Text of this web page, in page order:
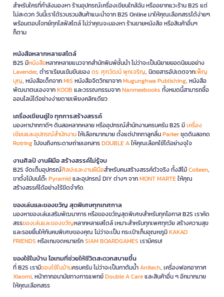
สำหรับใครที่กำลังมองหา ร้านอุปกรณ์เครื่องเขียนใกล้ฉัน หรืออยากแวะร้าน B2S แต่
ไม่สะดวก วันนี้เราได้รวบรวมสินค้าแนะนำจาก B2S Online มาให้คุณเลือกสรรได้ง่ายๆ
พร้อมตอบโจทย์ทุกไลฟ์สไตล์ ไม่ว่าคุณจะมองหา ร้านขายหนังสือ หรือสินค้าอื่นๆ
ก็ตาม
หนังสือหลากหลายสไตล์
B2S มีหนังสือหลากหลายแนวจากสำนักพิมพ์ชั้นนำ ไม่ว่าจะเป็นนิยายยอดนิยมอย่าง
Lavender, ตำราเรียนเข้มข้นของดร. ศุภวัฒน์ พุกเจริญ, นิตยสารอัปเดตจากเพ็ญ
บุญ, หนังสือเด็กจากMIS หนังสือจิตวิทยาจากMugunghwa Publishing, หนังสือ
พัฒนาตนเองจากKOOB และวรรณกรรมจากNanmeebooks ทั้งหมดนี้สามารถซื้อ
ออนไลน์ได้อย่างง่ายดายเพียงคลิกเดียว
เครื่องเขียนคู่ใจ ทุกการสร้างสรรค์
มองหาปากกาดีๆ ดินสอหลากหลาย หรืออุปกรณ์สำนักงานครบครัน B2S มีเครื่อง
เขียนและอุปกรณ์สำนักงานให้เลือกมากมาย ตั้งแต่ปากกาลูกลื่นParkerชุดดินสอกด
Rotringไปจนถึงกระดาษถ่ายเอกสารDOUBLE Aให้คุณเลือกใช้ได้อย่างจุใจ
งานศิลป์ งานฝีมือ สร้างสรรค์ไม่รู้จบ
B2S จัดเต็มอุปกรณ์ศิลปะและงานฝีมือสำหรับคนสร้างสรรค์ตัวจริง ทั้งสีไม้Colleen,
ขาตั้งไม้บนโต๊ะPyramidและอุปกรณ์ DIY ต่างๆ จากMONT MARTEให้คุณ
สร้างสรรค์ได้อย่างไร้ขีดจำกัด
ของเล่นและของขวัญ สุดพิเศษทุกเทศกาล
มองหาของเล่นเสริมพัฒนาการ หรือของขวัญสุดพิเศษสำหรับทุกโอกาส B2S เราคัด
สรรของเล่นและของขวัญหลากหลายสไตล์ เหมาะสำหรับทุกเพศทุกวัย สร้างความสุข
และรอยยิ้มให้กับคนพิเศษของคุณ ไม่ว่าจะเป็น กระเป๋าเก็บอุณหภูมิKAKAO
FRIENDS หรือเกมจดหมายรักSIAM BOARDGAMES เรามีครบ!
ของใช้ในบ้าน ไอเทมที่ช่วยให้ชีวิตสะดวกสบายขึ้น
ที่ B2S เรามีของใช้ในบ้านครบครัน ไม่ว่าจะเป็นกาต้มน้ำAnitech, เครื่องฟอกอากาศ
Xiaomi, หน้ากากอนามัยทางการแพทย์Double A Careและสินค้าอื่น ๆ อีกมากมาย
ให้คุณเลือกสรร